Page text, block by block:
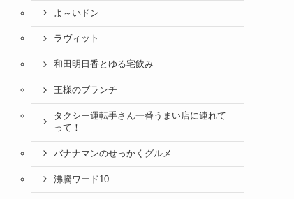
よ～いドン
ラヴィット
和田明日香とゆる宅飲み
王様のブランチ
タクシー運転手さん一番うまい店に連れて
って！
バナナマンのせっかくグルメ
沸騰ワード10